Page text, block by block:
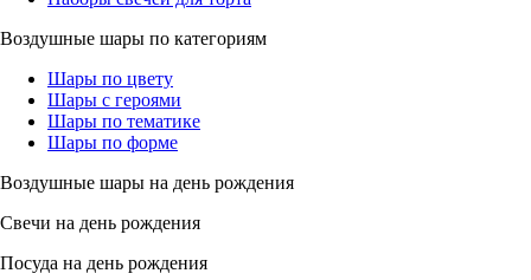
Воздушные шары по категориям
Шары по цвету
Шары с героями
Шары по тематике
Шары по форме
Воздушные шары на день рождения
Свечи на день рождения
Посуда на день рождения